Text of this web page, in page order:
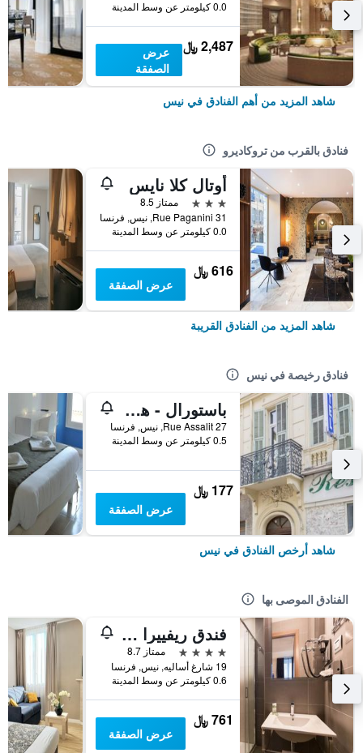
0.0 كيلومتر عن وسط المدينة
2,487 ﷼
عرض
الصفقة
شاهد المزيد من أهم الفنادق في نيس
فنادق بالقرب من تروكاديرو
أوتال كلا نايس
3 نجوم
ممتاز 8.5
31 Rue Paganini, نيس, فرنسا
0.0 كيلومتر عن وسط المدينة
616 ﷼
عرض الصفقة
شاهد المزيد من الفنادق القريبة
فنادق رخيصة في نيس
باستورال - هوستل
27 Rue Assalit, نيس, فرنسا
0.5 كيلومتر عن وسط المدينة
177 ﷼
عرض الصفقة
شاهد أرخص الفنادق في نيس
الفنادق الموصى بها
فندق ريفييرا دازور
4 نجوم
ممتاز 8.7
19 شارغ أساليه, نيس, فرنسا
0.6 كيلومتر عن وسط المدينة
761 ﷼
عرض الصفقة